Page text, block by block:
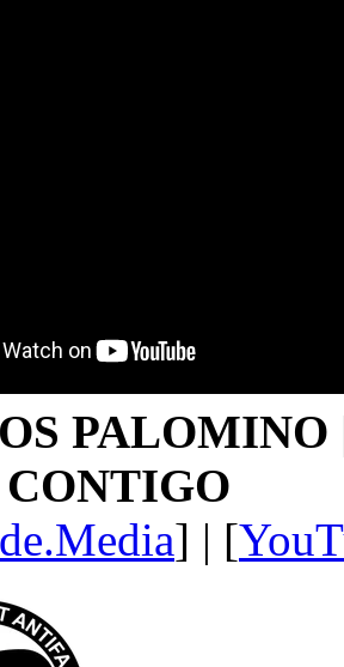
PALOMINO
] | [